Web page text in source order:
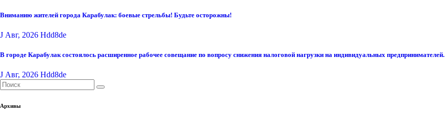
Вниманию жителей города Карабулак: боевые стрельбы! Будьте осторожны!
J Авг, 2026 Hdd8de
В городе Карабулак состоялось расширенное рабочее совещание по вопросу снижения налоговой нагрузки на индивидуальных предпринимателей.
J Авг, 2026 Hdd8de
Архивы